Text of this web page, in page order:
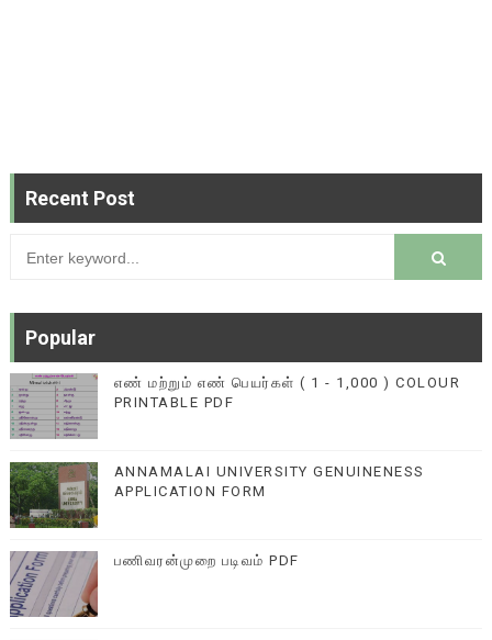
Recent Post
Popular
எண் மற்றும் எண் பெயர்கள் ( 1 - 1,000 ) COLOUR
PRINTABLE PDF
ANNAMALAI UNIVERSITY GENUINENESS
APPLICATION FORM
பணிவரன்முறை படிவம் PDF